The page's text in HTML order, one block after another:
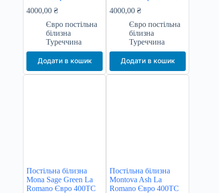
4000,00₴
Євро постільна
білизна
Туреччина
Додати в кошик
4000,00₴
Євро постільна
білизна
Туреччина
Додати в кошик
Постільна білизна
Mona Sage Green La
Romano Євро 400TC
Постільна білизна
Montova Ash La
Romano Євро 400TC